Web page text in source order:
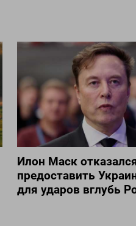
Илон Маск
предоставить
для ударов вглубь